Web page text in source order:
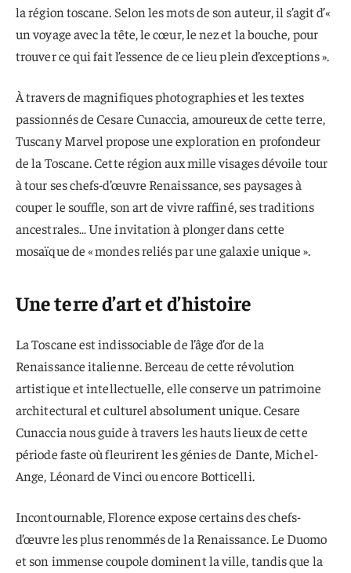
la région toscane. Selon les mots de son auteur, il s’agit d’«
un voyage avec la tête, le cœur, le nez et la bouche, pour
trouver ce qui fait l’essence de ce lieu plein d’exceptions ».
À travers de magnifiques photographies et les textes
passionnés de Cesare Cunaccia, amoureux de cette terre,
Tuscany Marvel propose une exploration en profondeur
de la Toscane. Cette région aux mille visages dévoile tour
à tour ses chefs-d’œuvre Renaissance, ses paysages à
couper le souffle, son art de vivre raffiné, ses traditions
ancestrales… Une invitation à plonger dans cette
mosaïque de « mondes reliés par une galaxie unique ».
Une terre d’art et d’histoire
La Toscane est indissociable de l’âge d’or de la
Renaissance italienne. Berceau de cette révolution
artistique et intellectuelle, elle conserve un patrimoine
architectural et culturel absolument unique. Cesare
Cunaccia nous guide à travers les hauts lieux de cette
période faste où fleurirent les génies de Dante, Michel-
Ange, Léonard de Vinci ou encore Botticelli.
Incontournable, Florence expose certains des chefs-
d’œuvre les plus renommés de la Renaissance. Le Duomo
et son immense coupole dominent la ville, tandis que la